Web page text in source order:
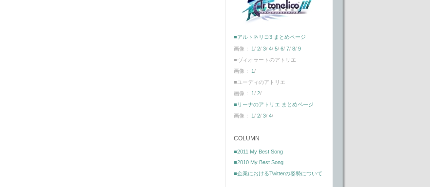
■アルトネリコ3 まとめページ
画像： 1/ 2/ 3/ 4/ 5/ 6/ 7/ 8/ 9
■ヴィオラートのアトリエ
画像： 1/
■ユーディのアトリエ
画像： 1/ 2/
■リーナのアトリエ まとめページ
画像： 1/ 2/ 3/ 4/
COLUMN
■2011 My Best Song
■2010 My Best Song
■企業におけるTwitterの姿勢について